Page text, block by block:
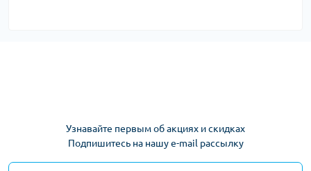
Узнавайте первым об акциях и скидках
Подпишитесь на нашу e-mail рассылку